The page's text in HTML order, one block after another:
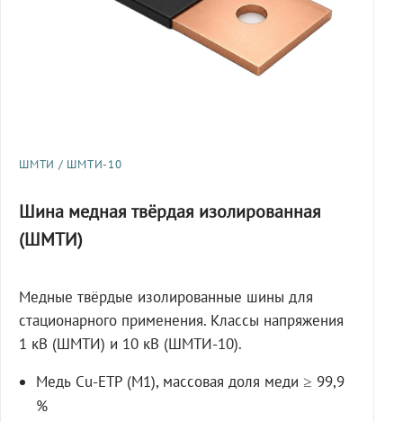
ШМТИ / ШМТИ-10
Шина медная твёрдая изолированная
(ШМТИ)
Медные твёрдые изолированные шины для
стационарного применения. Классы напряжения
1 кВ (ШМТИ) и 10 кВ (ШМТИ-10).
Медь Cu-ETP (M1), массовая доля меди ≥ 99,9
%